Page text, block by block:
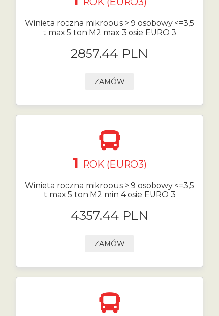
Winieta roczna mikrobus > 9 osobowy <=3,5
t max 5 ton M2 max 3 osie EURO 3
2857.44 PLN
ZAMÓW
1 ROK (EURO3)
Winieta roczna mikrobus > 9 osobowy <=3,5
t max 5 ton M2 min 4 osie EURO 3
4357.44 PLN
ZAMÓW